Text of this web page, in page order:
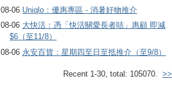
08-06 Uniqlo：優惠專區 - 消暑好物推介
08-06 大快活：憑「快活關愛長者咭」惠顧 即減
$6（至11/8）
08-06 永安百貨：星期四至日至抵推介（至9/8）
Recent 1-30, total: 105070. >>